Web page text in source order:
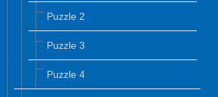
Puzzle 2
Puzzle 3
Puzzle 4